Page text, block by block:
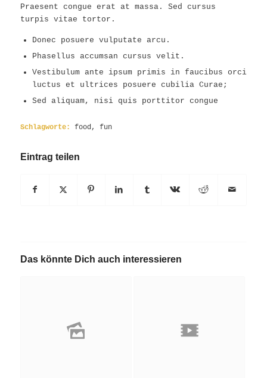
Praesent congue erat at massa. Sed cursus
turpis vitae tortor.
Donec posuere vulputate arcu.
Phasellus accumsan cursus velit.
Vestibulum ante ipsum primis in faucibus orci
luctus et ultrices posuere cubilia Curae;
Sed aliquam, nisi quis porttitor congue
Schlagworte: food, fun
Eintrag teilen
Das könnte Dich auch interessieren